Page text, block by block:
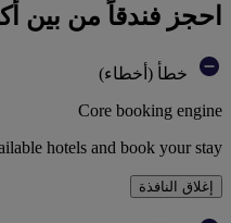
احجز فندقاً من بين أكثر من 45 علامة تجارية فندقية
خطأ (أخطاء)
Core booking engine
hotels and book your stay
إغلاق النافذة